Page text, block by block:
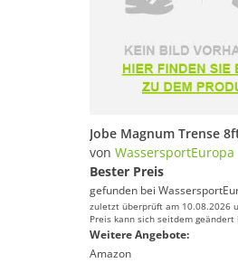
von WassersportEuropa
Bester Preis
gefunden bei
zuletzt überprüft am 10.08.2026
Preis kann sich seitdem geändert
Weitere Angebote:
Amazon